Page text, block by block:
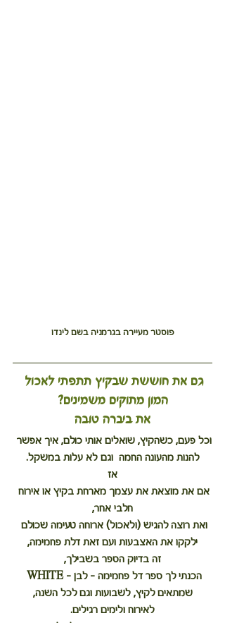
פוסטר מעיירה בגרמניה בשם לינדו
גם את חוששת שבקיץ תתפתי לאכול
המון מתוקים משמינים?
את ביברה טובה
וכל פעם, כשהקיץ, שואלים אותי כולם, איך אפשר
להנות מהעונה החמה  וגם לא עלות במשקל.
אז
אם את מוצאת את עצמך מארחת בקיץ או אירוח
חלבי אחר,
ואת רוצה להגיש (ולאכול) ארוחה טעימה שכולם
ילקקו את האצבעות ועם זאת דלת פחמימה,
זה בדיוק הספר בשבילך,
שמתאים לקיץ, לשבועות וגם לכל השנה,
לאירוח ולימים רגילים.